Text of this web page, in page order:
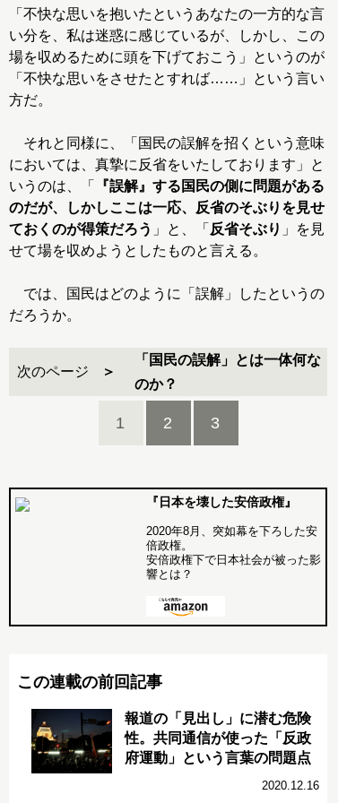
「不快な思いを抱いたというあなたの一方的な言
い分を、私は迷惑に感じているが、しかし、この
場を収めるために頭を下げておこう」というのが
「不快な思いをさせたとすれば……」という言い
方だ。
それと同様に、「国民の誤解を招くという意味
においては、真摯に反省をいたしております」と
いうのは、「
『誤解』する国民の側に問題がある
のだが、しかしここは一応、反省のそぶりを見せ
ておくのが得策だろう 」と、「 反省そぶり 」を見
せて場を収めようとしたものと言える。
では、国民はどのように「誤解」したというの
だろうか。
次のページ
「国民の誤解」とは一体何な
のか？
1 2 3
『日本を壊した安倍政権』
2020年8月、突如幕を下ろした安
倍政権。
安倍政権下で日本社会が被った影
響とは？
この連載の前回記事
報道の「見出し」に潜む危険
性。共同通信が使った「反政
府運動」という言葉の問題点
2020.12.16